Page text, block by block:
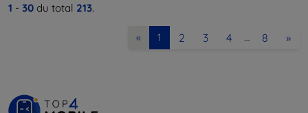
1 - 30 du total 213.
« 1 2 3 4 … 8 »